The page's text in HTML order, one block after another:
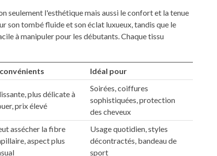
seulement l'esthétique mais aussi le confort et la tenue
son tombé fluide et son éclat luxueux, tandis que le
à manipuler pour les débutants. Chaque tissu
Idéal pour
plus délicate à
prix élevé
Soirées, coiffures
sophistiquées, protection
des cheveux
assécher la fibre
aspect plus
Usage quotidien, styles
décontractés, bandeau de
sport